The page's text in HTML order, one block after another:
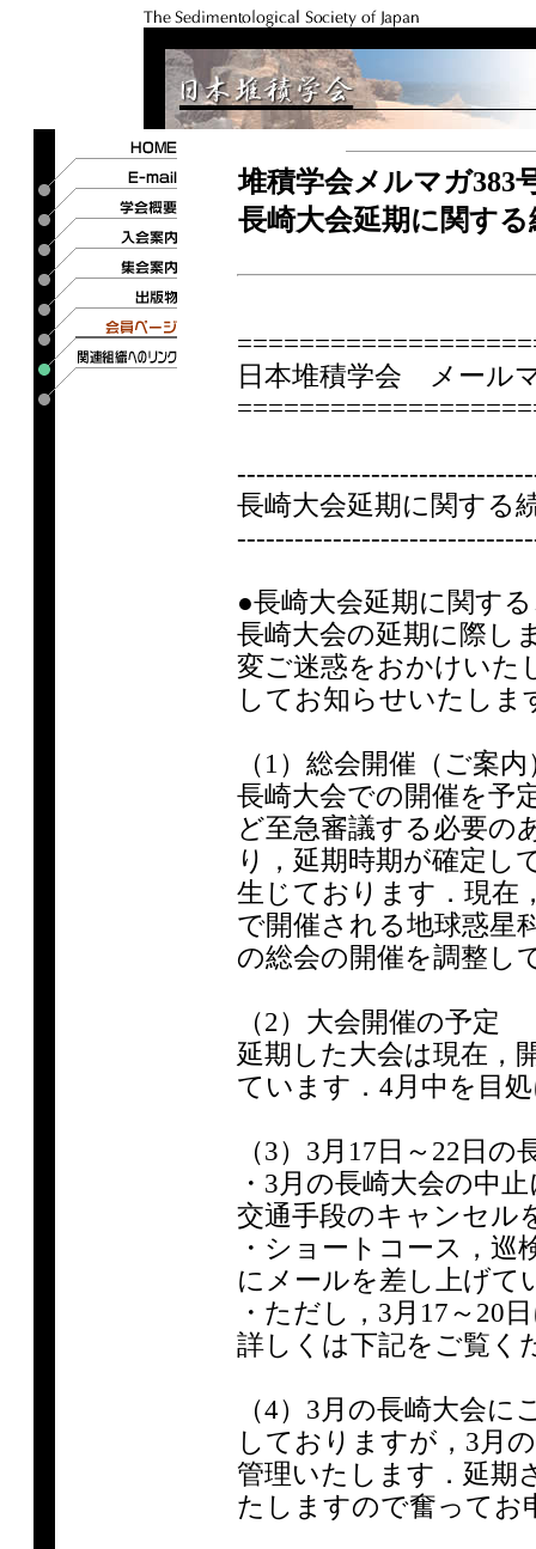
堆積学会メルマガ383
長崎大会延期に関す
日本堆積学会 メール
長崎大会延期に関する
●長崎大会延期に関す
長崎大会の延期に際し
変ご迷惑をおかけいた
してお知らせいたしま
（1）総会開催（ご案内
長崎大会での開催を予
ど至急審議する必要の
り，延期時期が確定し
生じております．現在
で開催される地球惑星
の総会の開催を調整し
（2）大会開催の予定
延期した大会は現在，
ています．4月中を目
（3）3月17日～22日
・3月の長崎大会の中
交通手段のキャンセル
・ショートコース，
にメールを差し上げて
・ただし，3月17～20
詳しくは下記をご覧く
（4）3月の長崎大会
しておりますが，3月
管理いたします．延期
たしますので奮ってお